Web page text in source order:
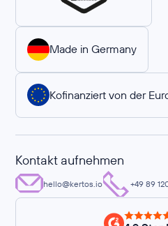
Made in Germany
Kofinanziert von der
Kontakt aufnehmen
hello@kertos.io +49 89